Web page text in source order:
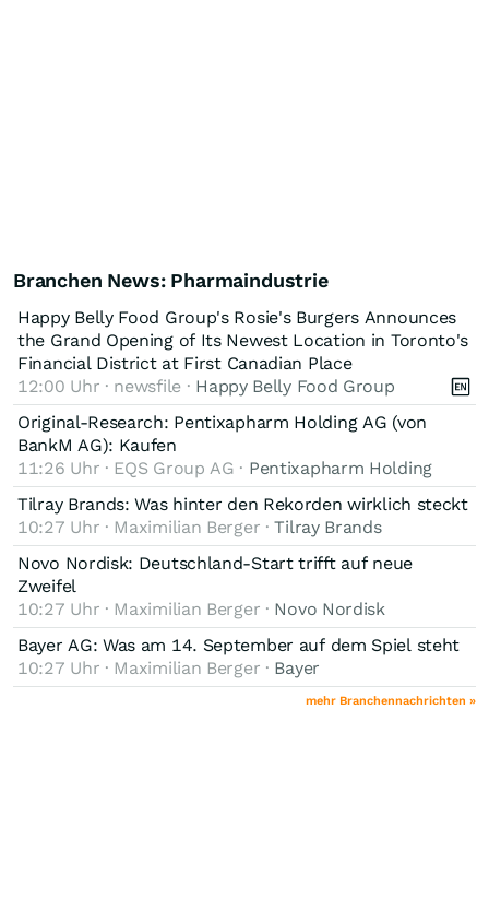
Branchen News: Pharmaindustrie
Happy Belly Food Group's Rosie's Burgers Announces
the Grand Opening of Its Newest Location in Toronto's
Financial District at First Canadian Place
12:00 Uhr · newsfile · Happy Belly Food Group
Original-Research: Pentixapharm Holding AG (von
BankM AG): Kaufen
11:26 Uhr · EQS Group AG · Pentixapharm Holding
Tilray Brands: Was hinter den Rekorden wirklich steckt
10:27 Uhr · Maximilian Berger ·Tilray Brands
Novo Nordisk: Deutschland-Start trifft auf neue
Zweifel
10:27 Uhr · Maximilian Berger · Novo Nordisk
Bayer AG: Was am 14. September auf dem Spiel steht
10:27 Uhr · Maximilian Berger · Bayer
mehr Branchennachrichten »